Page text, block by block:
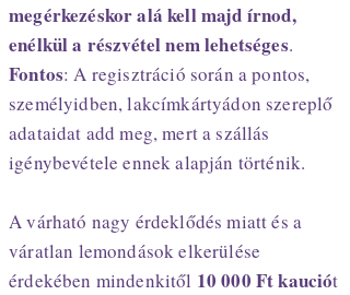
megérkezéskor alá kell majd írnod,
enélkül a részvétel nem lehetséges.
Fontos: A regisztráció során a pontos,
személyidben, lakcímkártyádon szereplő
adataidat add meg, mert a szállás
igénybevétele ennek alapján történik.
A várható nagy érdeklődés miatt és a
váratlan lemondások elkerülése
érdekében mindenkitől 10 000 Ft kauciót